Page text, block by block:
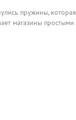
пружины, которая
магазины простыми